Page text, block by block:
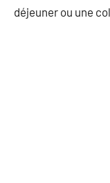
déjeuner ou une